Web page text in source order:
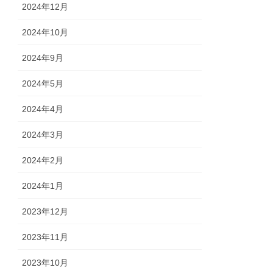
2024年12月
2024年10月
2024年9月
2024年5月
2024年4月
2024年3月
2024年2月
2024年1月
2023年12月
2023年11月
2023年10月